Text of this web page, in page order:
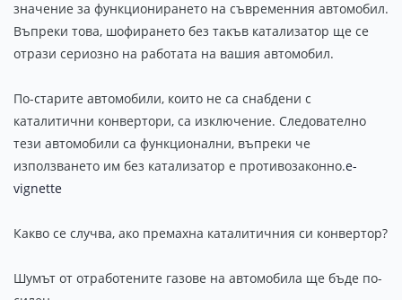
значение за функционирането на съвременния автомобил.
Въпреки това, шофирането без такъв катализатор ще се
отрази сериозно на работата на вашия автомобил.
По-старите автомобили, които не са снабдени с
каталитични конвертори, са изключение. Следователно
тези автомобили са функционални, въпреки че
използването им без катализатор е противозаконно.e-
vignette
Какво се случва, ако премахна каталитичния си конвертор?
Шумът от отработените газове на автомобила ще бъде по-